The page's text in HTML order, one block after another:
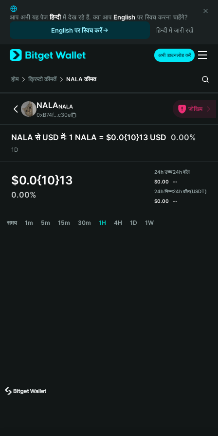
English
日本語
Русский
Español (Latinoamérica)
Türkçe
Italiano
Deutsch
简体中文
繁體中文
Português (Portugal)
Bahasa Indonesia
Español
आप अभी यह पेजहिन्दीमें देख रहे हैं. क्या आप English पर स्विच करना चाहेंगे?
English पर स्विच करें
हिन्दी में जारी रखें
अभी डाउनलोड करें
होम क्रिप्टो कीमतें NALA कीमत
NALANALA
0xB74f...c30e
जोखिम
NALA से USD में: 1 NALA = $0.0{10}13 USD 0.00%
1D
$0.0{10}13
0.00%
24h उच्च
$0.00
24h निम्न
$0.00
24h वॉल
--
24h वॉल(USDT)
--
समय 1m 5m 15m 30m 1H 4H 1D 1W